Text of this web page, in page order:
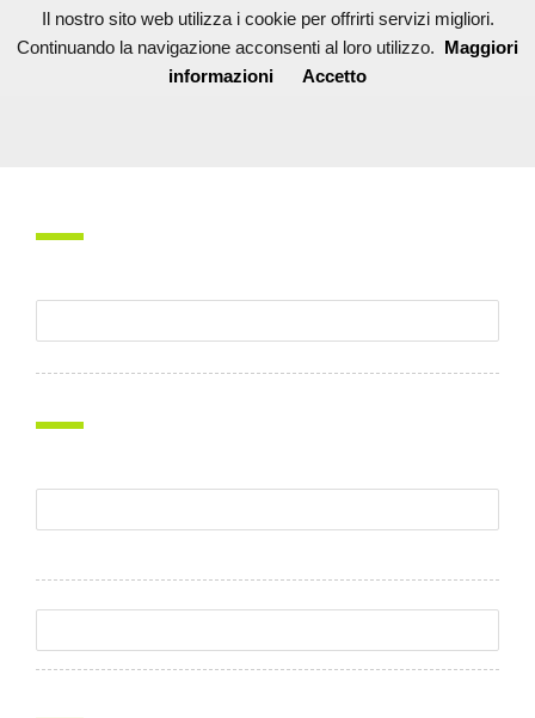
Il nostro sito web utilizza i cookie per offrirti servizi migliori.
Continuando la navigazione acconsenti al loro utilizzo. Maggiori
informazioni
Accetto